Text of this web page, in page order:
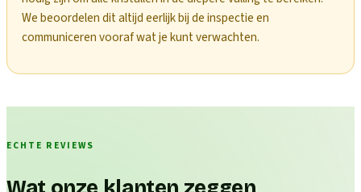
We beoordelen dit altijd eerlijk bij de inspectie en
communiceren vooraf wat je kunt verwachten.
ECHTE REVIEWS